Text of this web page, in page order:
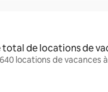
total de locations de
locations de vacances